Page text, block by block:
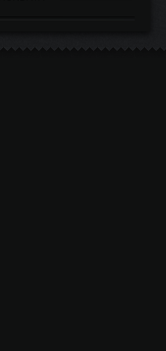
ex. pour atmo -30- 80°C
ldr moteurtemp
TTC Le
pourrez
à
d'origine
et 15nm